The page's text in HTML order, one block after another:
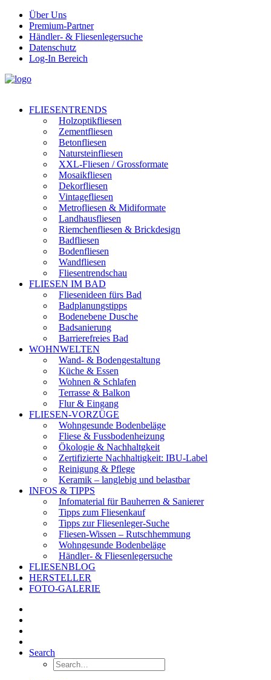
Über Uns
Premium-Partner
Händler- & Fliesenlegersuche
Datenschutz
Log-In Bereich
FLIESENTRENDS
Holzoptikfliesen
Zementfliesen
Betonfliesen
Natursteinfliesen
XXL-Fliesen / Grossformate
Mosaikfliesen
Dekorfliesen
Vintagefliesen
Metrofliesen & Midiformate
Landhausfliesen
Riemchenfliesen & Brickdesign
Badfliesen
Bodenfliesen
Wandfliesen
Fliesentrendschau
FLIESEN IM BAD
Fliesenideen fürs Bad
Badplanungstipps
Bodenebene Dusche
Badsanierung
Barrierefreies Bad
WOHNWELTEN
Wand- & Bodengestaltung
Küche & Essen
Wohnen & Schlafen
Terrasse & Balkon
Flur & Eingang
FLIESEN-VORZÜGE
Wohngesunde Bodenbeläge
Fliese & Fussbodenheizung
Ökologie & Nachhaltgkeit
Zertifizierte Nachhaltigkeit: IBU-Label
Reinigung & Pflege
Keramik – langlebig und belastbar
INFOS & TIPPS
Infomaterial für Bauherren & Sanierer
Tipps zum Fliesenkauf
Tipps zur Fliesenleger-Suche
Fliesen-Wissen – Rutschhemmung
Wohngesunde Bodenbeläge
Händler- & Fliesenlegersuche
FLIESENBLOG
HERSTELLER
FOTO-GALERIE
Search